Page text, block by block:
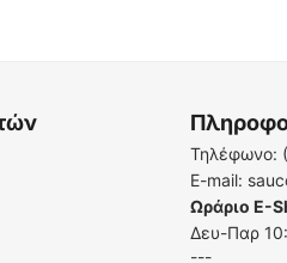
Τηλέφωνο:
E-mail:
Ωράριο E-
Δευ-Παρ
---